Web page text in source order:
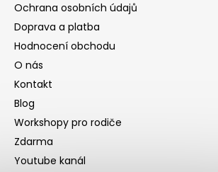
Ochrana osobních údajů
Doprava a platba
Hodnocení obchodu
O nás
Kontakt
Blog
Workshopy pro rodiče
Zdarma
Youtube kanál